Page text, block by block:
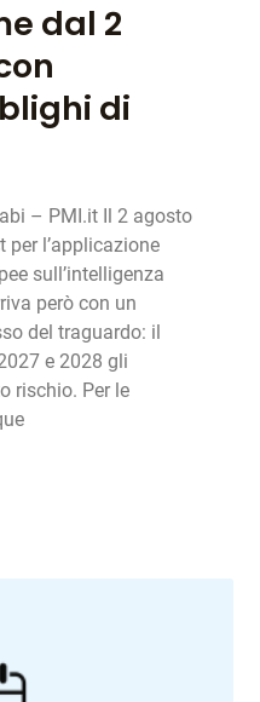
dal 2
di
– PMI.it Il 2 agosto
per l’applicazione
sull’intelligenza
però con un
del traguardo: il
e 2028 gli
rischio. Per le